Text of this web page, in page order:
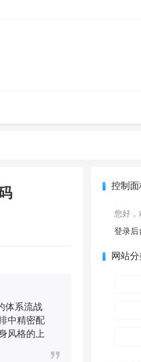
体系流战
中精密配
风格的上
控制面
您好，
登录后
网站